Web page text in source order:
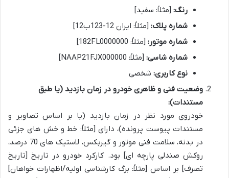
رنگ: [مثلاً: سفید]
شماره پلاک: [مثلاً: ایران 12-123ب12]
شماره موتور: [مثلاً: 182FL0000000]
شماره شاسی: [مثلاً: NAAP21FJX000000]
نوع کاربری: شخصی
وضعیت فنی و ظاهری خودرو در زمان بازدید (یا طبق
مستندات):
خودروی مورد نظر در زمان بازدید (یا بر اساس تصاویر و
مستندات پیوست پرونده)، دارای [مثلاً: خط و خش های جزئی
در بدنه، سلامت فنی موتور و گیربکس، لاستیک های 70 درصد،
روکش صندلی پارچه ای] بود. کارکرد خودرو در تاریخ [تاریخ
تصرف] بر اساس [مثلاً: برگ کارشناسی اولیه/اظهارات خواهان]